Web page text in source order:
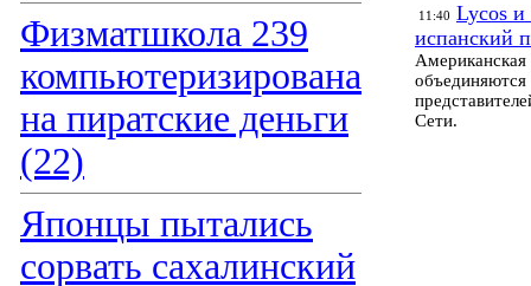
Физматшкола 239
компьютеризирована
на пиратские деньги
(22)
Японцы пытались
сорвать сахалинский
11:40 Lycos и
испанский
Американская
объединяются
Сети.